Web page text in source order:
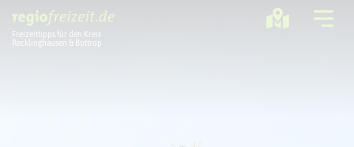
Freizeittipps für den Kreis
Recklinghausen & Bottrop